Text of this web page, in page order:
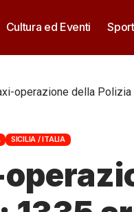
Cultura ed Eventi Sport
operazione della
SICILIA / ITALIA